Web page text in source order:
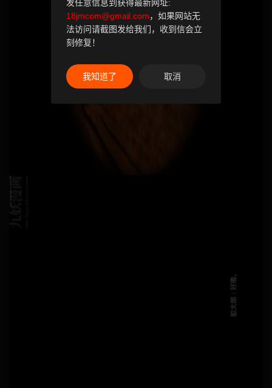
发任意信息到获得最新网址:
18jmcom@gmail.com，如果网站无
法访问请截图发给我们，收到信会立
刻修复！
我知道了 取消